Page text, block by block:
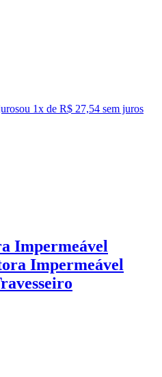
ou 1x de R$ 27,54 sem juros
Impermeável
Impermeável